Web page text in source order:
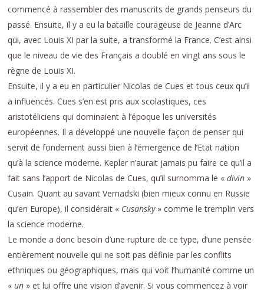
commencé à rassembler des manuscrits de grands penseurs du
passé. Ensuite, il y a eu la bataille courageuse de Jeanne d’Arc
qui, avec Louis XI par la suite, a transformé la France. C’est ainsi
que le niveau de vie des Français a doublé en vingt ans sous le
règne de Louis XI.
Ensuite, il y a eu en particulier Nicolas de Cues et tous ceux qu’il
a influencés. Cues s’en est pris aux scolastiques, ces
aristotéliciens qui dominaient à l’époque les universités
européennes. Il a développé une nouvelle façon de penser qui
servit de fondement aussi bien à l’émergence de l’Etat nation
qu’à la science moderne. Kepler n’aurait jamais pu faire ce qu’il a
fait sans l’apport de Nicolas de Cues, qu’il surnomma le «divin »
Cusain. Quant au savant Vernadski (bien mieux connu en Russie
qu’en Europe), il considérait « Cusansky» comme le tremplin vers
la science moderne.
Le monde a donc besoin d’une rupture de ce type, d’une pensée
entièrement nouvelle qui ne soit pas définie par les conflits
ethniques ou géographiques, mais qui voit l’humanité comme un
«un » et lui offre une vision d’avenir. Si vous commencez à voir